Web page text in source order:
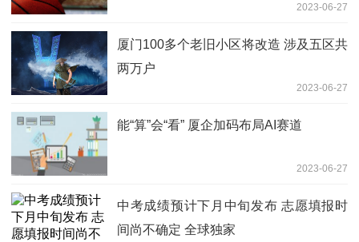
2023-06-27
厦门100多个老旧小区将改造 涉及五区共
两万户
2023-06-27
能“算”会“看” 厦企加码布局AI赛道
2023-06-27
中考成绩预计下月中旬发布 志愿填报时
间尚不确定 全球独家